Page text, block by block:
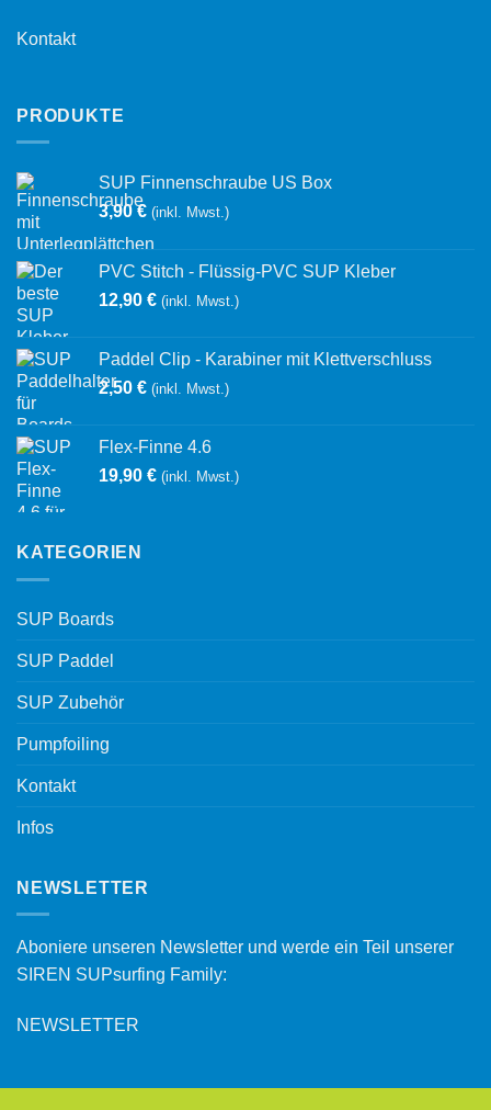
Kontakt
PRODUKTE
SUP Finnenschraube US Box
3,90€ (inkl. Mwst.)
PVC Stitch - Flüssig-PVC SUP Kleber
12,90 € (inkl. Mwst.)
Paddel Clip - Karabiner mit Klettverschluss
2,50 € (inkl. Mwst.)
Flex-Finne 4.6
19,90 € (inkl. Mwst.)
KATEGORIEN
SUP Boards
SUP Paddel
SUP Zubehör
Pumpfoiling
Kontakt
Infos
NEWSLETTER
Aboniere unseren Newsletter und werde ein Teil unserer
SIREN SUPsurfing Family:
NEWSLETTER